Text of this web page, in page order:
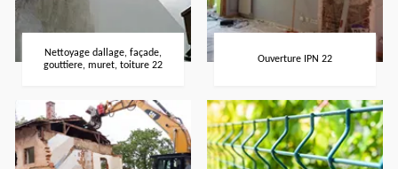
Nettoyage dallage, façade,
gouttiere, muret, toiture 22
Ouverture IPN 22